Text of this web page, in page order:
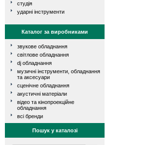
студія
ударні інструменти
Каталог за виробниками
звукове обладнання
світлове обладнання
dj обладнання
музичні інструменти, обладнання
та аксесуари
сценічне обладнання
акустичні матеріали
відео та кінопроекційне
обладнання
всі бренди
Пошук у каталозі